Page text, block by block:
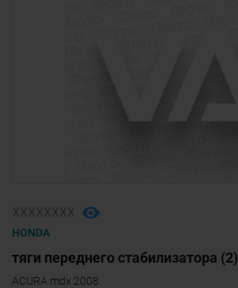
HONDA
тяги переднего стабилизатора (2)
ACURA mdx 2008